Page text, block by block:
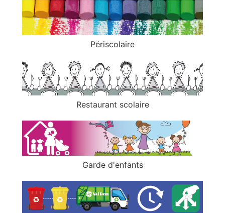
Périscolaire
Restaurant scolaire
Garde d'enfants